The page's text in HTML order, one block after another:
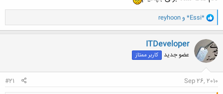
و
ا
ک
ن
ش
ه
ا
*Essi* وreyhoon
ITDeveloper
عضو جدید کاربر ممتاز
Sep 26, 2010
#21